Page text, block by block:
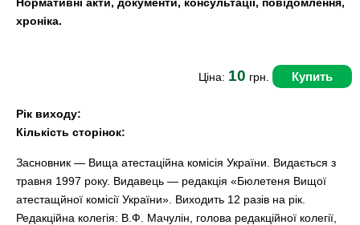
Нормативні акти, документи, консультації, повідомлення,
хроніка.
Ціна: 10 грн. Купить
Рік виходу:
Кількість сторінок:
Засновник — Вища атестаційна комісія України. Видається з
травня 1997 року. Видавець — редакція «Бюлетеня Вищої
атестащйної комісії України». Виходить 12 разів на рік.
Редакційна колегія: В.Ф. Мачулін, голова редакційної колегії,